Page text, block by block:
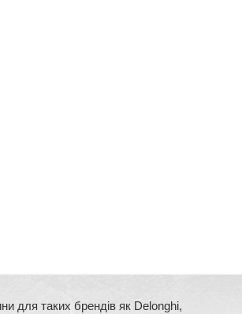
для таких брендів як Delonghi,